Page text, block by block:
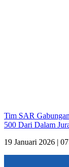
Tim SAR
500 Dari Dalam
19 Januari 2026 |